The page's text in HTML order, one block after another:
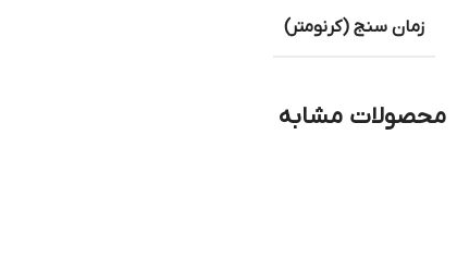
زمان سنج (کرنومتر)
محصولات مشابه